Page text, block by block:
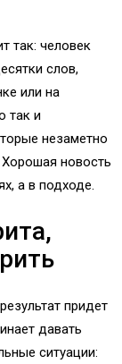
так: человек
слов,
или на
так и
незаметно
новость
а в подходе.
придет
давать
ситуации: